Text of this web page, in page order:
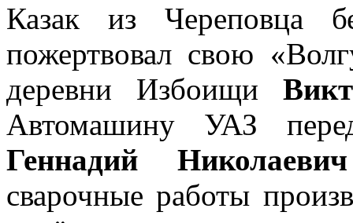
Казак из Череповца
пожертвовал свою
деревни Избоищи
Автомашину УАЗ
Геннадий
сварочные работы